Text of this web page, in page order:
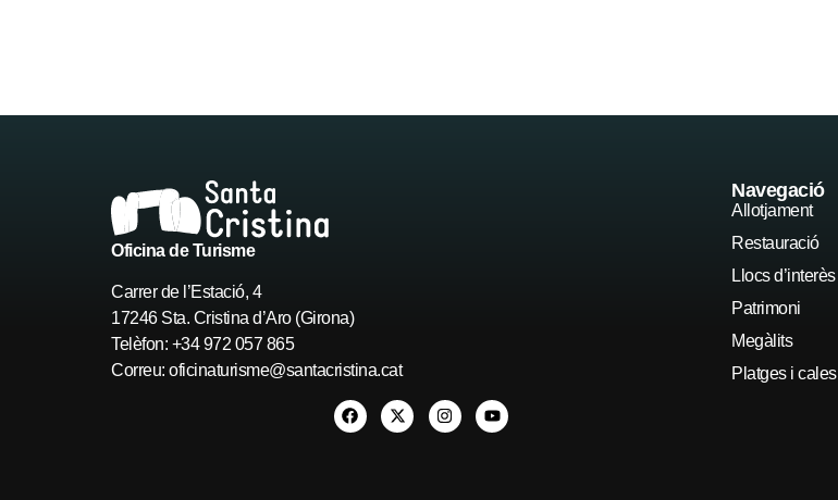
Oficina de Turisme
Carrer de l’Estació, 4
17246 Sta. Cristina d’Aro (Girona)
Telèfon: +34 972 057 865
Correu: oficinaturisme@santacristina.cat
Navegació
Allotjament
Restauració
Llocs d’interès
Patrimoni
Megàlits
Platges i cales